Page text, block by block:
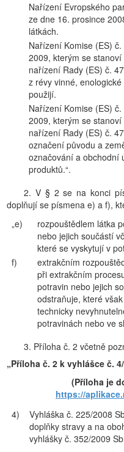
Nařízení Evropského
ze dne 16. prosince
látkách.
Nařízení Komise (ES)
2009, kterým se
nařízení Rady (ES) č.
z révy vinné,
použijí.
Nařízení Komise (ES)
2009, kterým se
nařízení Rady (ES) č.
označení původu a
označování a obchodní
produktů.“.
2. V § 2 se na konci
doplňují se písmena e) a f),
„e)
rozpouštědlem látka
nebo jejich součástí
které se vyskytují v
f)
extrakčním
při extrakčním
potravin nebo jejich
odstraňuje, které
technicky
potravinách nebo ve
3. Příloha č. 2 včetně
„Příloha č. 2 k vyhlášce č.
(Příloha je
https://
4)
Vyhláška č. 225/2008
doplňky stravy a na
vyhlášky č. 352/2009